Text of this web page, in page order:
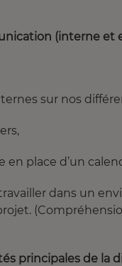
(interne et
sur nos
en place d’un
dans un
principales de la